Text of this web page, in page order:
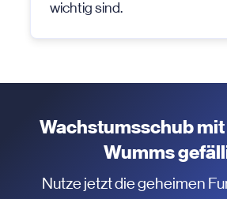
wichtig sind.
Wachstumsschub
Wumms
Nutze jetzt die geheimen